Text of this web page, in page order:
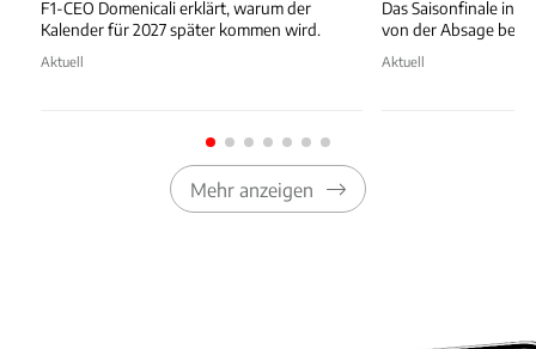
F1-CEO Domenicali erklärt, warum der
Kalender für 2027 später kommen wird.
Aktuell
Das Saisonfinale in
von der Absage
Aktuell
Mehr anzeigen